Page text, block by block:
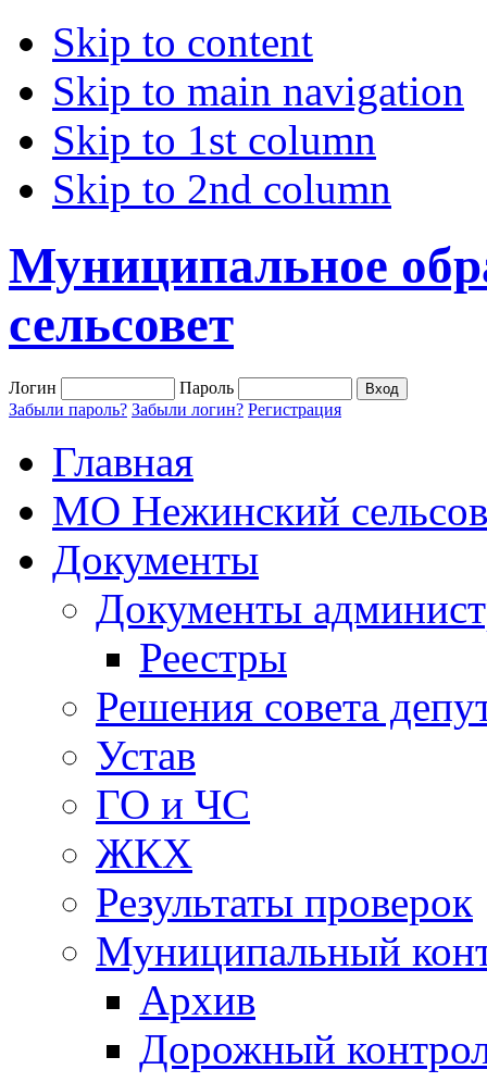
Skip to content
Skip to main navigation
Skip to 1st column
Skip to 2nd column
Муниципальное
сельсовет
Логин
Пароль
Забыли пароль? Забыли логин? Регистрация
Главная
МО Нежинский
Документы
Документы
Реестры
Решения совета
Устав
ГО и ЧС
ЖКХ
Результаты проверок
Муниципальный
Архив
Дорожный